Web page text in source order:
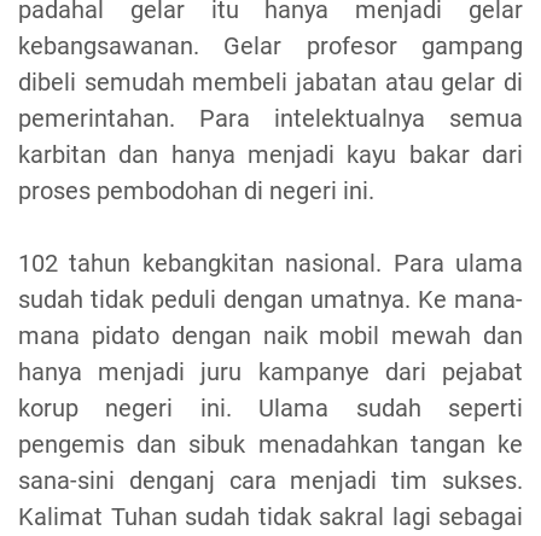
padahal gelar itu hanya menjadi gelar
kebangsawanan. Gelar profesor gampang
dibeli semudah membeli jabatan atau gelar di
pemerintahan. Para intelektualnya semua
karbitan dan hanya menjadi kayu bakar dari
proses pembodohan di negeri ini.
102 tahun kebangkitan nasional. Para ulama
sudah tidak peduli dengan umatnya. Ke mana-
mana pidato dengan naik mobil mewah dan
hanya menjadi juru kampanye dari pejabat
korup negeri ini. Ulama sudah seperti
pengemis dan sibuk menadahkan tangan ke
sana-sini denganj cara menjadi tim sukses.
Kalimat Tuhan sudah tidak sakral lagi sebagai